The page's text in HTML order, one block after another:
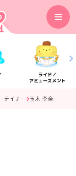
ライド／
アミューズメント
テイナー 玉木 李奈